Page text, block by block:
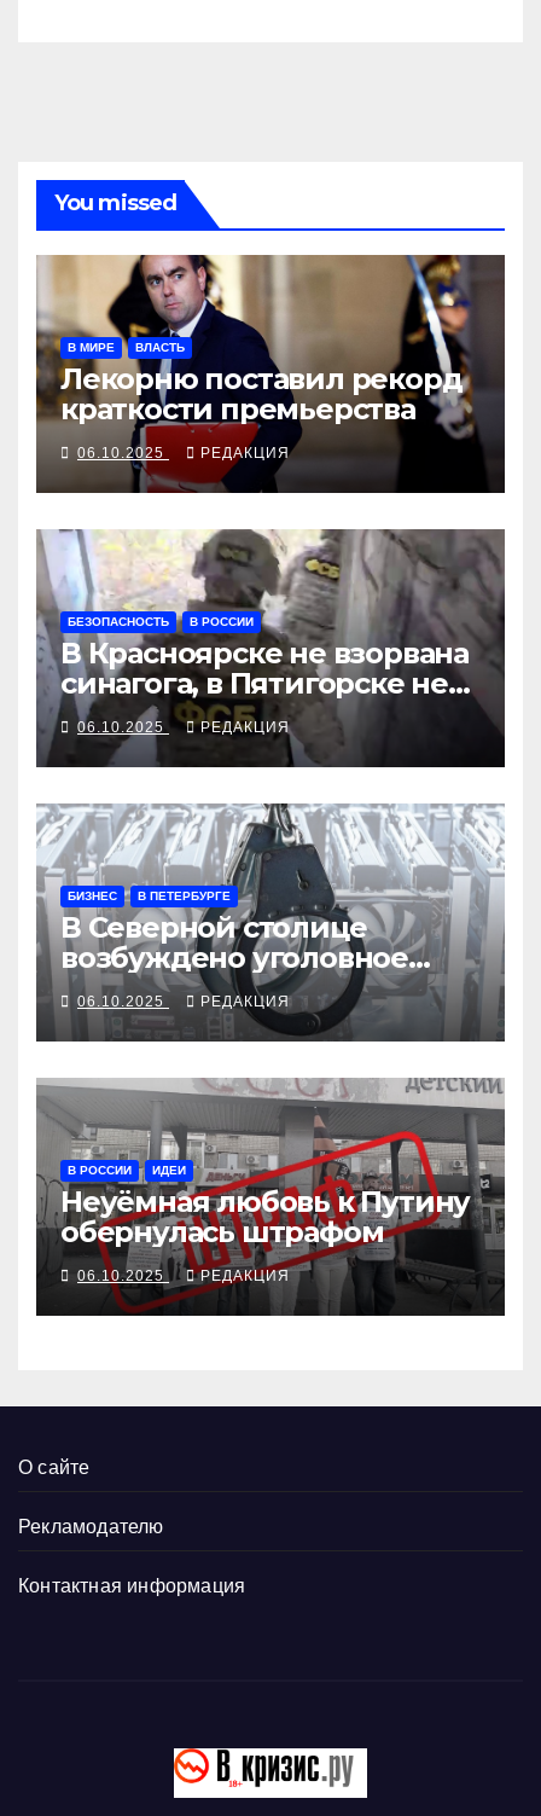
You missed
В МИРЕ ВЛАСТЬ
Лекорню поставил рекорд
краткости премьерства
06.10.2025 РЕДАКЦИЯ
БЕЗОПАСНОСТЬ В РОССИИ
В Красноярске не взорвана
синагога, в Пятигорске не
сгорела еврейская община
06.10.2025 РЕДАКЦИЯ
БИЗНЕС В ПЕТЕРБУРГЕ
В Северной столице
возбуждено уголовное
дело по редкому составу
06.10.2025 РЕДАКЦИЯ
В РОССИИ ИДЕИ
Неуёмная любовь к Путину
обернулась штрафом
06.10.2025 РЕДАКЦИЯ
О сайте
Рекламодателю
Контактная информация